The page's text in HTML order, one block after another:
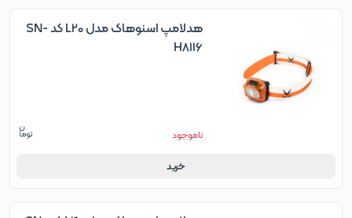
هدلامپ اسنوهاک مدل L20 کد SN-
H8116
ناموجود
خرید